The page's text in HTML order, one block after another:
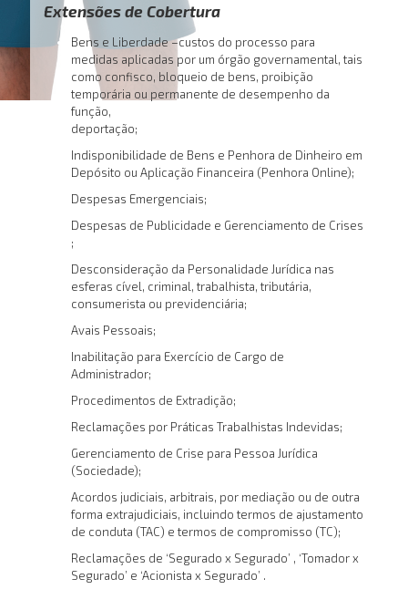
Extensões de Cobertura
Bens e Liberdade –custos do processo para
medidas aplicadas por um órgão governamental, tais
como confisco, bloqueio de bens, proibição
temporária ou permanente de desempenho da
função,
deportação;
Indisponibilidade de Bens e Penhora de Dinheiro em
Depósito ou Aplicação Financeira (Penhora Online);
Despesas Emergenciais;
Despesas de Publicidade e Gerenciamento de Crises
;
Desconsideração da Personalidade Jurídica nas
esferas cível, criminal, trabalhista, tributária,
consumerista ou previdenciária;
Avais Pessoais;
Inabilitação para Exercício de Cargo de
Administrador;
Procedimentos de Extradição;
Reclamações por Práticas Trabalhistas Indevidas;
Gerenciamento de Crise para Pessoa Jurídica
(Sociedade);
Acordos judiciais, arbitrais, por mediação ou de outra
forma extrajudiciais, incluindo termos de ajustamento
de conduta (TAC) e termos de compromisso (TC);
Reclamações de ‘Segurado x Segurado’ , ‘Tomador x
Segurado’ e ‘Acionista x Segurado’ .